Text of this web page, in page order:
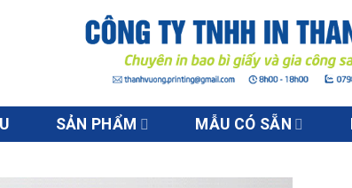
SẢN PHẨM MẪU CÓ SẴN